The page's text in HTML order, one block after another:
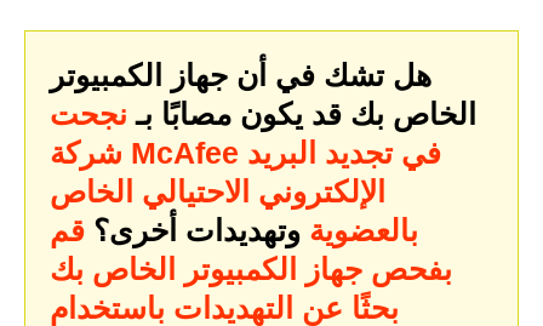
هل تشك في أن جهاز الكمبيوتر
الخاص بك قد يكون مصابًا بـ نجحت
شركة McAfee في تجديد البريد
الإلكتروني الاحتيالي الخاص
بالعضوية وتهديدات أخرى؟ قم
بفحص جهاز الكمبيوتر الخاص بك
بحثًا عن التهديدات باستخدام